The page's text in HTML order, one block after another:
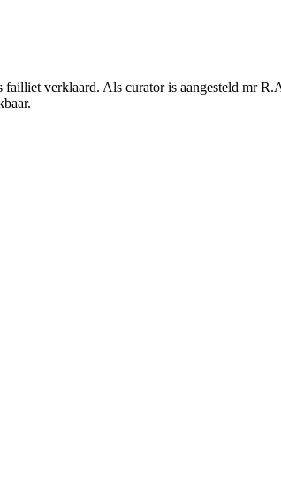
verklaard. Als curator is aangesteld mr